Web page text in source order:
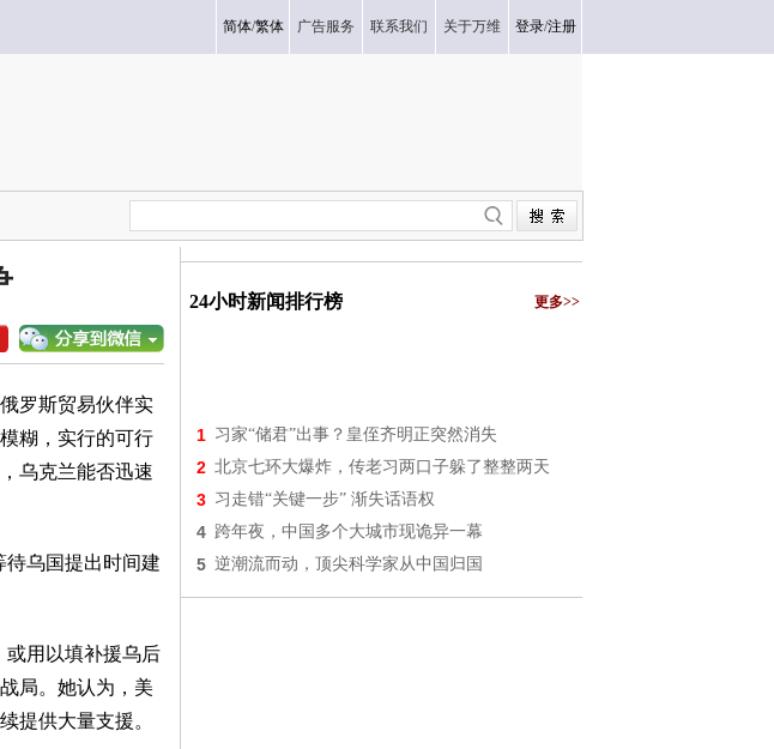
简体/繁体 广告服务 联系我们 关于万维 登录/注册
罗斯贸易伙伴实
糊，实行的可行
乌克兰能否迅速
乌国提出时间建
或用以填补援乌后
局。她认为，美
提供大量支援。
24小时新闻排行榜 更多>>
1 习家“储君”出事？皇侄齐明正突然消失
2 北京七环大爆炸，传老习两口子躲了整整两天
3 习走错“关键一步” 渐失话语权
4 跨年夜，中国多个大城市现诡异一幕
5 逆潮流而动，顶尖科学家从中国归国